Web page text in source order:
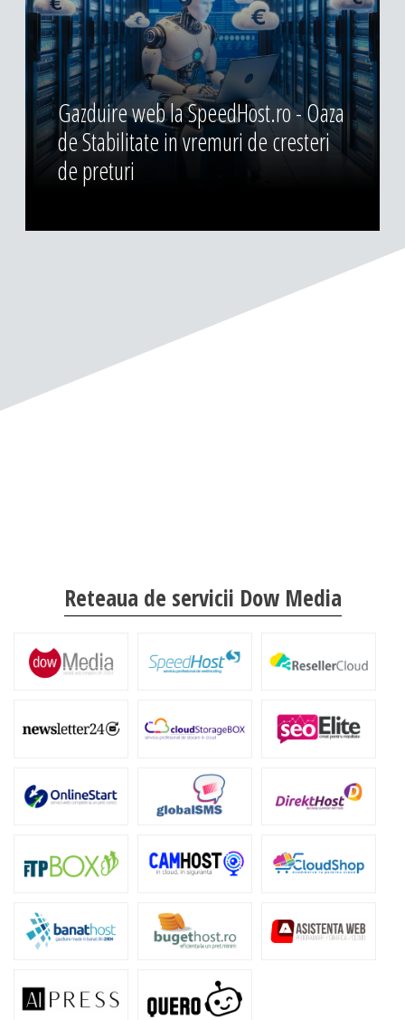
Gazduire web la SpeedHost.ro - Oaza
de Stabilitate in vremuri de cresteri
de preturi
Reteaua de servicii Dow Media